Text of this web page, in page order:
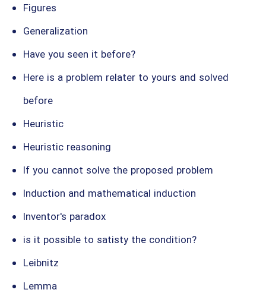
Figures
Generalization
Have you seen it before?
Here is a problem relater to yours and solved
before
Heuristic
Heuristic reasoning
If you cannot solve the proposed problem
Induction and mathematical induction
Inventor's paradox
is it possible to satisty the condition?
Leibnitz
Lemma